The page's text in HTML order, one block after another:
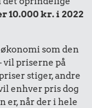
10.000 kr. i 2022
som den
vil priserne på
stiger, andre
enhver pris dog
er, når der i hele